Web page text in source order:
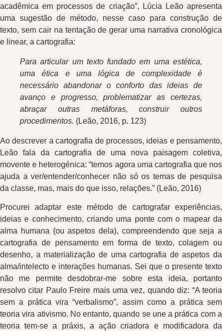
acadêmica em processos de criação”, Lúcia Leão apresenta
uma sugestão de método, nesse caso para construção de
texto, sem cair na tentação de gerar uma narrativa cronológica
e linear, a cartografia:
Para articular um texto fundado em uma estética,
uma ética e uma lógica de complexidade é
necessário abandonar o conforto das ideias de
avanço e progresso, problematizar as certezas,
abraçar outras metáforas, construir outros
procedimentos. (Leão, 2016, p. 123)
Ao descrever a cartografia de processos, ideias e pensamento,
Leão fala da cartografia de uma nova paisagem coletiva,
movente e heterogénica: “temos agora uma cartografia que nos
ajuda a ver/entender/conhecer não só os temas de pesquisa
da classe, mas, mais do que isso, relações.” (Leão, 2016)
Procurei adaptar este método de cartografar experiências,
ideias e conhecimento, criando uma ponte com o mapear da
alma humana (ou aspetos dela), compreendendo que seja a
cartografia de pensamento em forma de texto, colagem ou
desenho, a materialização de uma cartografia de aspetos da
alma/intelecto e interações humanas. Sei que o presente texto
não me permite desdobrar-me sobre esta ideia, portanto
resolvo citar Paulo Freire mais uma vez, quando diz: “A teoria
sem a prática vira “verbalismo”, assim como a prática sem
teoria vira ativismo. No entanto, quando se une a prática com a
teoria tem-se a práxis, a ação criadora e modificadora da